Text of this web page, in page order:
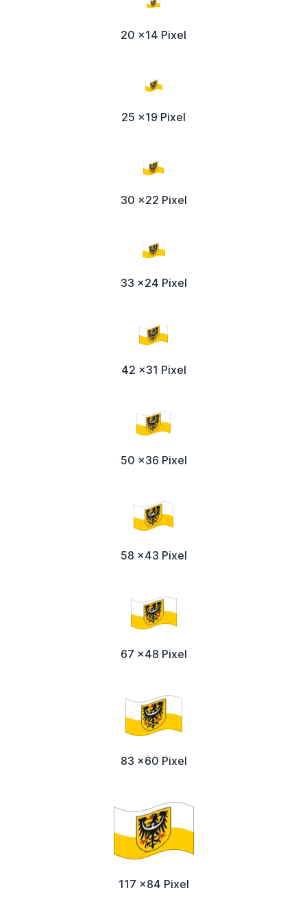
20 x14 Pixel
25 x19 Pixel
30 x22 Pixel
33 x24 Pixel
42 x31 Pixel
50 x36 Pixel
58 x43 Pixel
67 x48 Pixel
83 x60 Pixel
117 x84 Pixel